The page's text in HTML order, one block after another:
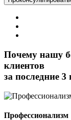
Почему нашу
клиентов
за последние 3
Профессионализм